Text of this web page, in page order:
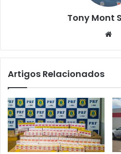
Tony Mont
Artigos Relacionados